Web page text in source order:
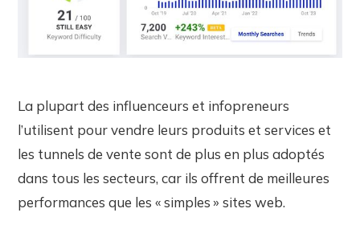
La plupart des influenceurs et infopreneurs
l’utilisent pour vendre leurs produits et services et
les tunnels de vente sont de plus en plus adoptés
dans tous les secteurs, car ils offrent de meilleures
performances que les « simples » sites web.